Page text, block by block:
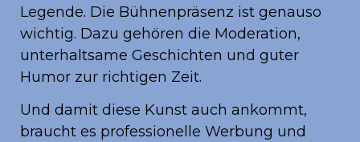
Legende. Die Bühnenpräsenz ist genauso
wichtig. Dazu gehören die Moderation,
unterhaltsame Geschichten und guter
Humor zur richtigen Zeit.
Und damit diese Kunst auch ankommt,
braucht es professionelle Werbung und